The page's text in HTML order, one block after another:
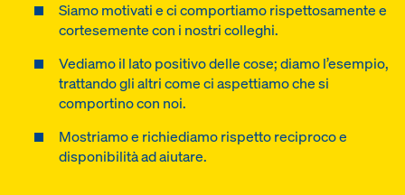
Siamo motivati e ci comportiamo rispettosamente e
cortesemente con i nostri colleghi.
Vediamo il lato positivo delle cose; diamo l’esempio,
trattando gli altri come ci aspettiamo che si
comportino con noi.
Mostriamo e richiediamo rispetto reciproco e
disponibilità ad aiutare.